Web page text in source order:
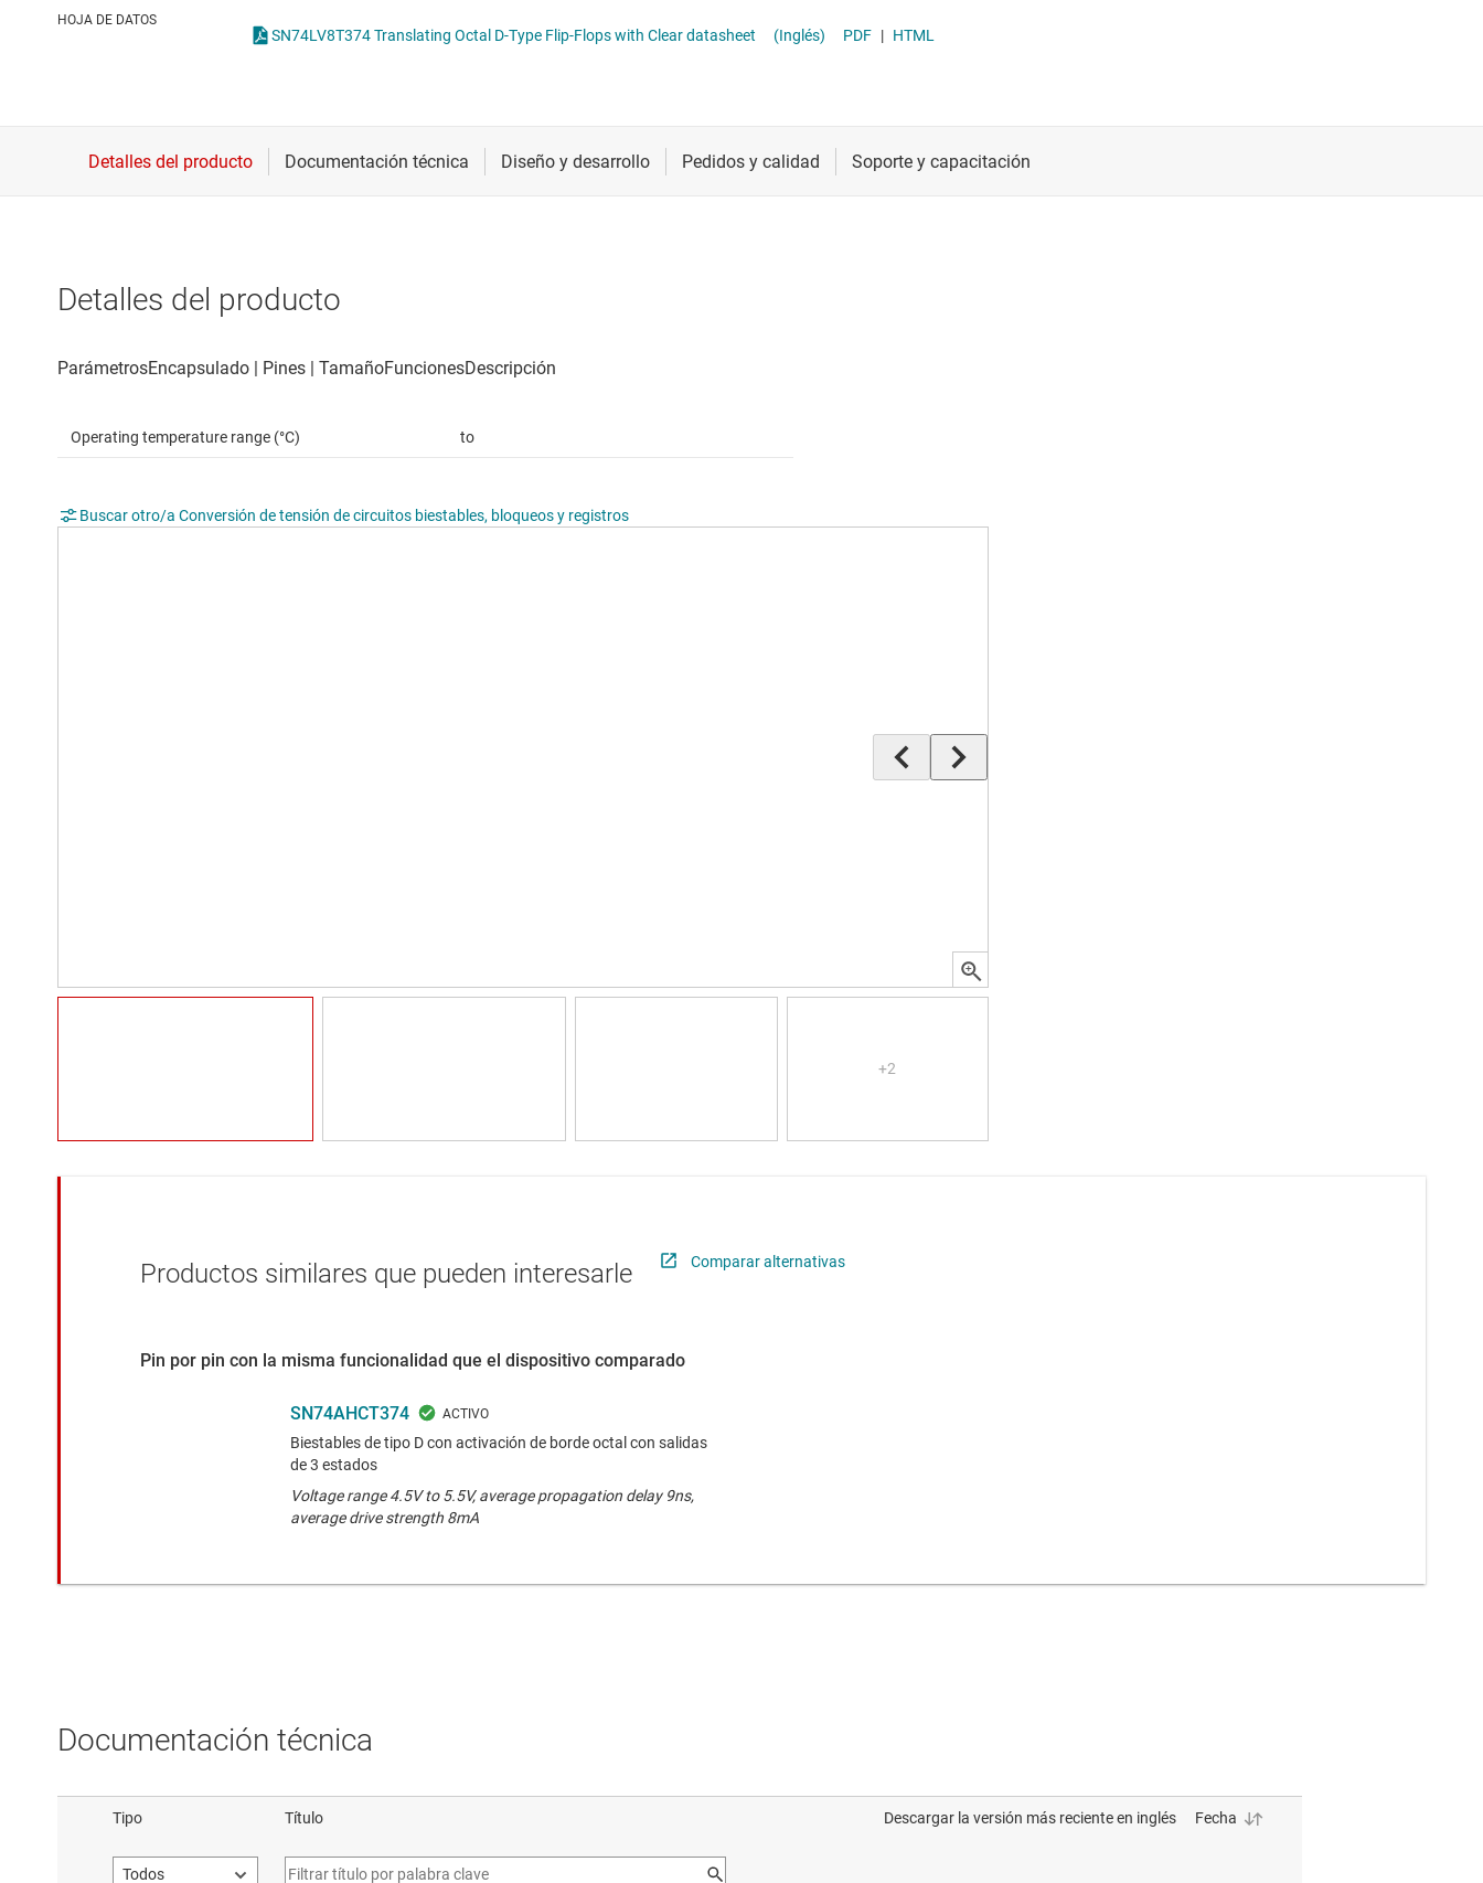
Interfaz Servicios de chip y oblea
HOJA DE DATOS
SN74LV8T374 Translating Octal D-Type Flip-Flops with Clear datasheet (Inglés) PDF | HTML
Detalles del producto
Operating temperature range (°C) to
Buscar otro/a Conversión de tensión de circuitos biestables, bloqueos y registros
Productos similares que pueden interesarle Comparar alternativas
Pin por pin con la misma funcionalidad que el dispositivo comparado
SN74AHCT374
Biestables de tipo D con activación de borde octal con salidas
de 3 estados
Voltage range 4.5V to 5.5V, average propagation delay 9ns,
average drive strength 8mA
Documentación técnica